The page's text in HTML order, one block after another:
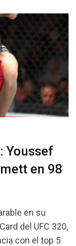
Youssef
en 98
en su
del UFC 320,
con el top 5